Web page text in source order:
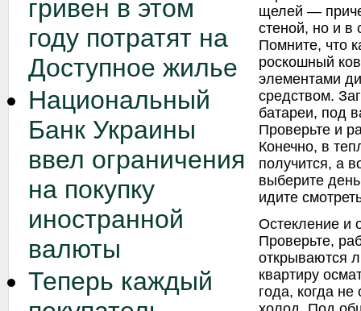
гривен в этом
году потратят на
Доступное жилье
Национальный
Банк Украины
ввел ограничения
на покупку
иностранной
валюты
Теперь каждый
щелей —
стеной, но и в
Помните, что
роскошный
элементами
средством.
батареи, под
Проверьте и
Конечно, в
получится, а
выберите
идите
Остекление и
Проверьте,
открываются
квартиру
года, когда не